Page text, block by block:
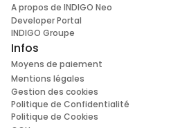
A propos de INDIGO Neo
Developer Portal
INDIGO Groupe
Infos
Moyens de paiement
Mentions légales
Gestion des cookies
Politique de Confidentialité
Politique de Cookies